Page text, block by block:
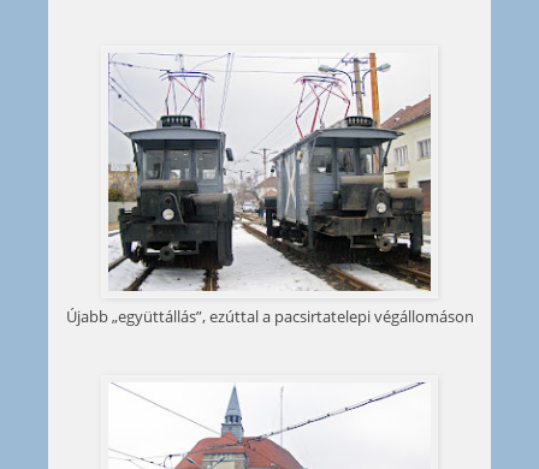
Újabb „együttállás”, ezúttal a pacsirtatelepi végállomáson